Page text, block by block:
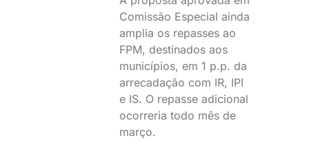
Comissão Especial ainda
amplia os repasses ao
FPM, destinados aos
municípios, em 1 p.p. da
arrecadação com IR, IPI
e IS. O repasse adicional
ocorreria todo mês de
março.